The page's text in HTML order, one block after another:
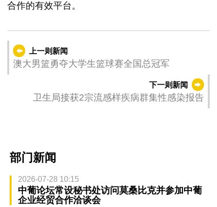
合作的有效平台。
上一则新闻
澳大男篮勇夺大学生篮球赛全国总冠军
下一则新闻
卫生局接获2宗流感样疾病群集性感染报告
部门新闻
2026-07-28 10:15
中葡论坛常设秘书处访问莫桑比克并参加中葡
企业经贸合作洽谈会